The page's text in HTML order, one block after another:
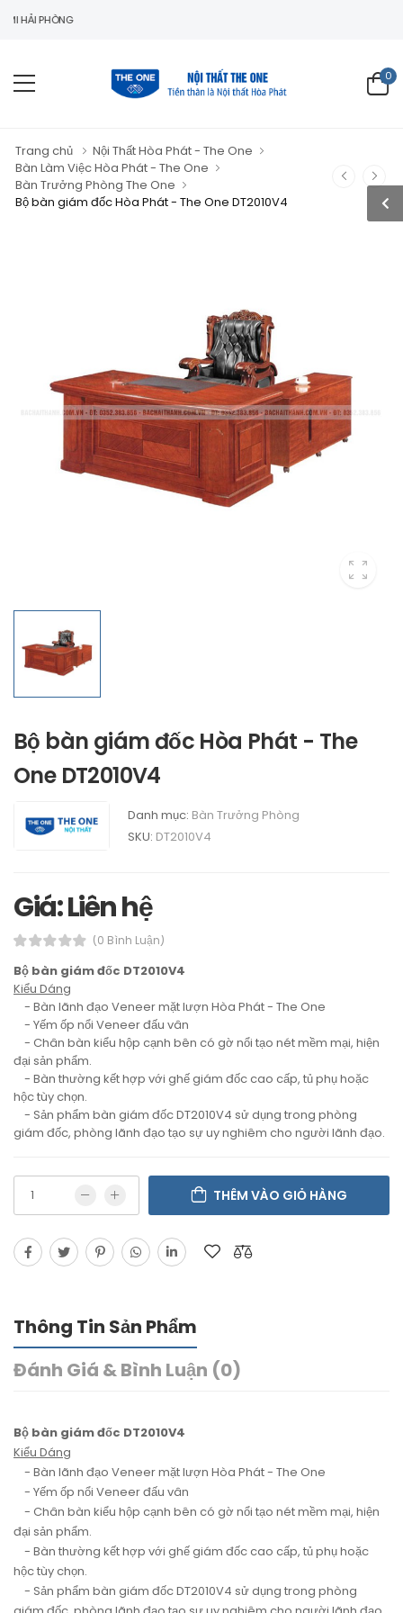
0
Trang chủ
Nội Thất Hòa Phát - The One
Bàn Làm Việc Hòa Phát - The One
Bàn Trưởng Phòng The One
Bộ bàn giám đốc Hòa Phát - The One DT2010V4
Bộ bàn giám đốc Hòa Phát - The
One DT2010V4
Danh mục: Bàn Trưởng Phòng
SKU: DT2010V4
Giá: Liên hệ
(0 Bình Luận)
Bộ bàn giám đốc DT2010V4
Kiểu Dáng
- Bàn lãnh đạo Veneer mặt lượn Hòa Phát - The One
- Yếm ốp nổi Veneer đấu vân
- Chân bàn kiểu hộp cạnh bên có gờ nổi tạo nét mềm mại, hiện
đại sản phẩm.
- Bàn thường kết hợp với ghế giám đốc cao cấp, tủ phụ hoặc
hộc tùy chọn.
- Sản phẩm bàn giám đốc DT2010V4 sử dụng trong phòng
giám đốc, phòng lãnh đạo tạo sự uy nghiêm cho người lãnh đạo.
THÊM VÀO GIỎ HÀNG
Thông Tin Sản Phẩm
Đánh Giá & Bình Luận (0)
Bộ bàn giám đốc DT2010V4
Kiểu Dáng
- Bàn lãnh đạo Veneer mặt lượn Hòa Phát - The One
- Yếm ốp nổi Veneer đấu vân
- Chân bàn kiểu hộp cạnh bên có gờ nổi tạo nét mềm mại, hiện
đại sản phẩm.
- Bàn thường kết hợp với ghế giám đốc cao cấp, tủ phụ hoặc
hộc tùy chọn.
- Sản phẩm bàn giám đốc DT2010V4 sử dụng trong phòng